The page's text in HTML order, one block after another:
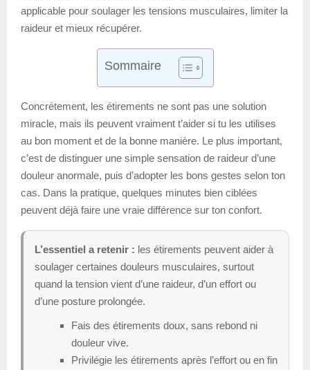
applicable pour soulager les tensions musculaires, limiter la
raideur et mieux récupérer.
Sommaire
Concrètement, les étirements ne sont pas une solution
miracle, mais ils peuvent vraiment t’aider si tu les utilises
au bon moment et de la bonne manière. Le plus important,
c’est de distinguer une simple sensation de raideur d’une
douleur anormale, puis d’adopter les bons gestes selon ton
cas. Dans la pratique, quelques minutes bien ciblées
peuvent déjà faire une vraie différence sur ton confort.
L’essentiel a retenir : les étirements peuvent aider à
soulager certaines douleurs musculaires, surtout
quand la tension vient d’une raideur, d’un effort ou
d’une posture prolongée.
Fais des étirements doux, sans rebond ni
douleur vive.
Privilégie les étirements après l’effort ou en fin